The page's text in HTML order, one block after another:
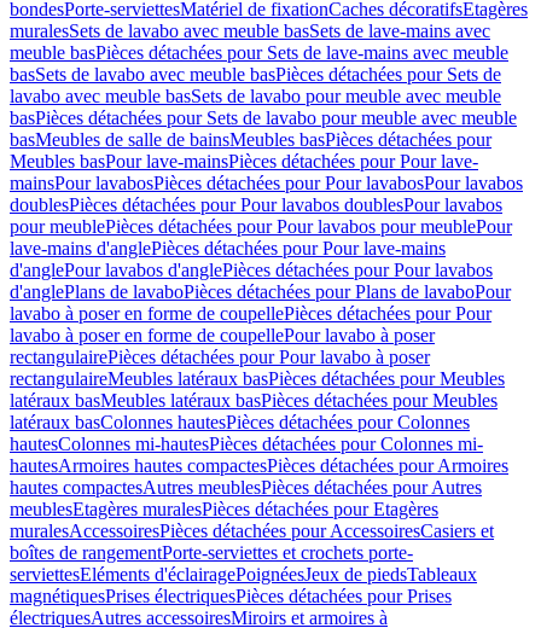
bondesPorte-serviettesMatériel de fixationCaches décoratifsEtagères
muralesSets de lavabo avec meuble basSets de lave-mains avec
meuble basPièces détachées pour Sets de lave-mains avec meuble
basSets de lavabo avec meuble basPièces détachées pour Sets de
lavabo avec meuble basSets de lavabo pour meuble avec meuble
basPièces détachées pour Sets de lavabo pour meuble avec meuble
basMeubles de salle de bainsMeubles basPièces détachées pour
Meubles basPour lave-mainsPièces détachées pour Pour lave-
mainsPour lavabosPièces détachées pour Pour lavabosPour lavabos
doublesPièces détachées pour Pour lavabos doublesPour lavabos
pour meublePièces détachées pour Pour lavabos pour meublePour
lave-mains d'anglePièces détachées pour Pour lave-mains
d'anglePour lavabos d'anglePièces détachées pour Pour lavabos
d'anglePlans de lavaboPièces détachées pour Plans de lavaboPour
lavabo à poser en forme de coupellePièces détachées pour Pour
lavabo à poser en forme de coupellePour lavabo à poser
rectangulairePièces détachées pour Pour lavabo à poser
rectangulaireMeubles latéraux basPièces détachées pour Meubles
latéraux basMeubles latéraux basPièces détachées pour Meubles
latéraux basColonnes hautesPièces détachées pour Colonnes
hautesColonnes mi-hautesPièces détachées pour Colonnes mi-
hautesArmoires hautes compactesPièces détachées pour Armoires
hautes compactesAutres meublesPièces détachées pour Autres
meublesEtagères muralesPièces détachées pour Etagères
muralesAccessoiresPièces détachées pour AccessoiresCasiers et
boîtes de rangementPorte-serviettes et crochets porte-
serviettesEléments d'éclairagePoignéesJeux de piedsTableaux
magnétiquesPrises électriquesPièces détachées pour Prises
électriquesAutres accessoiresMiroirs et armoires à